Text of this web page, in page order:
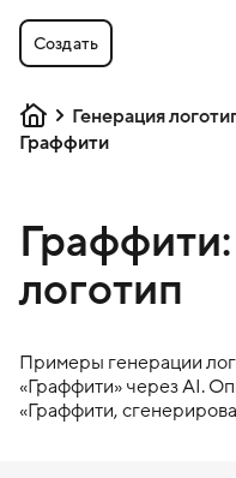
Создать
Генерация
Граффити
Граффити:
логотип
Примеры генерации
«Граффити» через AI.
«Граффити,